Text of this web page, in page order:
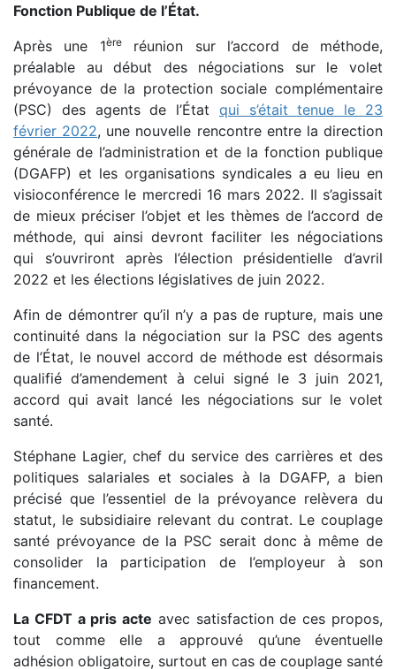
Fonction Publique de l’État.
Après une 1èreréunion sur l’accord de méthode,
préalable au début des négociations sur le volet
prévoyance de la protection sociale complémentaire
(PSC) des agents de l’État qui s’était tenue le 23
février 2022, une nouvelle rencontre entre la direction
générale de l’administration et de la fonction publique
(DGAFP) et les organisations syndicales a eu lieu en
visioconférence le mercredi 16 mars 2022. Il s’agissait
de mieux préciser l’objet et les thèmes de l’accord de
méthode, qui ainsi devront faciliter les négociations
qui s’ouvriront après l’élection présidentielle d’avril
2022 et les élections législatives de juin 2022.
Afin de démontrer qu’il n’y a pas de rupture, mais une
continuité dans la négociation sur la PSC des agents
de l’État, le nouvel accord de méthode est désormais
qualifié d’amendement à celui signé le 3 juin 2021,
accord qui avait lancé les négociations sur le volet
santé.
Stéphane Lagier, chef du service des carrières et des
politiques salariales et sociales à la DGAFP, a bien
précisé que l’essentiel de la prévoyance relèvera du
statut, le subsidiaire relevant du contrat. Le couplage
santé prévoyance de la PSC serait donc à même de
consolider la participation de l’employeur à son
financement.
La CFDT a pris acte avec satisfaction de ces propos,
tout comme elle a approuvé qu’une éventuelle
adhésion obligatoire, surtout en cas de couplage santé